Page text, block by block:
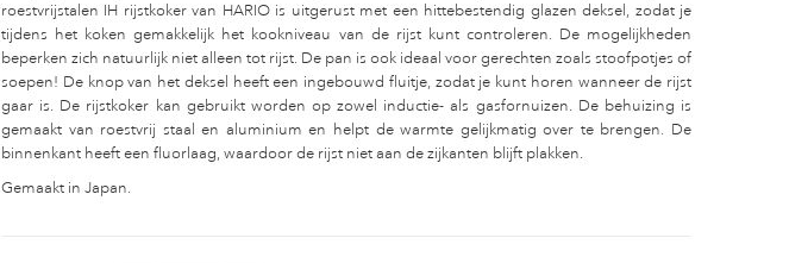
roestvrijstalen IH rijstkoker van HARIO is uitgerust met een hittebestendig glazen deksel, zodat je
tijdens het koken gemakkelijk het kookniveau van de rijst kunt controleren. De mogelijkheden
beperken zich natuurlijk niet alleen tot rijst. De pan is ook ideaal voor gerechten zoals stoofpotjes of
soepen! De knop van het deksel heeft een ingebouwd fluitje, zodat je kunt horen wanneer de rijst
gaar is. De rijstkoker kan gebruikt worden op zowel inductie- als gasfornuizen. De behuizing is
gemaakt van roestvrij staal en aluminium en helpt de warmte gelijkmatig over te brengen. De
binnenkant heeft een fluorlaag, waardoor de rijst niet aan de zijkanten blijft plakken.
Gemaakt in Japan.